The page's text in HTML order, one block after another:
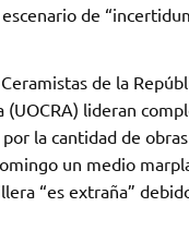
de
de la
lideran
la cantidad de
un medio
“es extraña”